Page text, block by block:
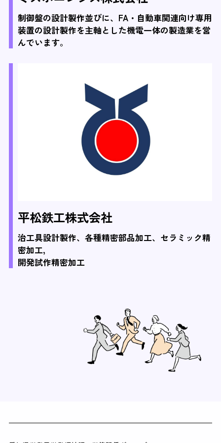
制御盤の設計製作並びに、FA・自動車関連向け専用
装置の設計製作を主軸とした機電一体の製造業を営
んでいます。
平松鉄工株式会社
治工具設計製作、各種精密部品加工、セラミック精
密加工,
開発試作精密加工